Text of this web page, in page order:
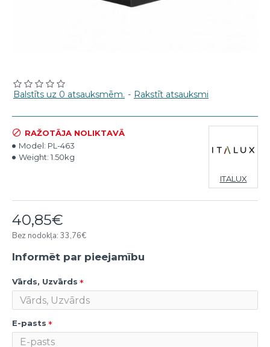
Balstīts uz 0 atsauksmēm. - Rakstīt atsauksmi
40,85€
Bez nodokļa: 33,76€
RAŽOTĀJA NOLIKTAVĀ
Model: PL-463
Weight: 1.50kg
ITALUX
Informēt par pieejamību
Vārds, Uzvārds
E-pasts